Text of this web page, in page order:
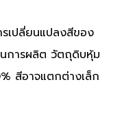
เปลี่ยนแปลงสีของ
การผลิต วัตถุดิบหุ้ม
สีอาจแตกต่างเล็ก